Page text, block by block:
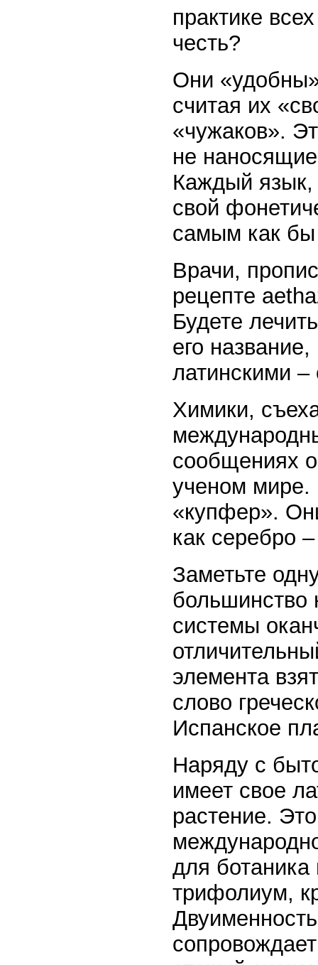
практике
честь?
Они
считая их
«чужаков».
не
Каждый язык,
свой
самым как бы
Врачи,
рецепте
Будете
его
латинскими –
Химики,
сообщениях
ученом мире.
«купфер».
как серебро
Заметьте
большинство
системы
элемента
слово
Испанское
Наряду с
имеет свое
растение.
для ботаника
трифолиум,